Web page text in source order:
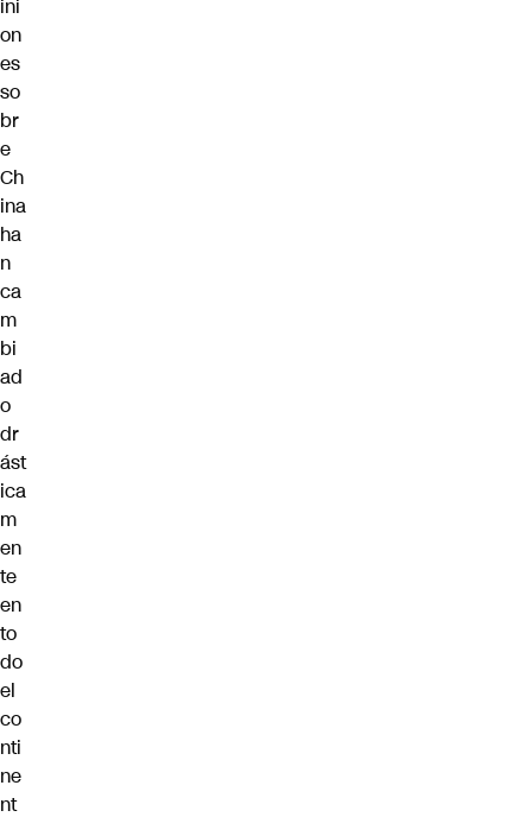
ini
on
es
so
br
e
Ch
ina
ha
n
ca
m
bi
ad
o
dr
ást
ica
m
en
te
en
to
do
el
co
nti
ne
nt